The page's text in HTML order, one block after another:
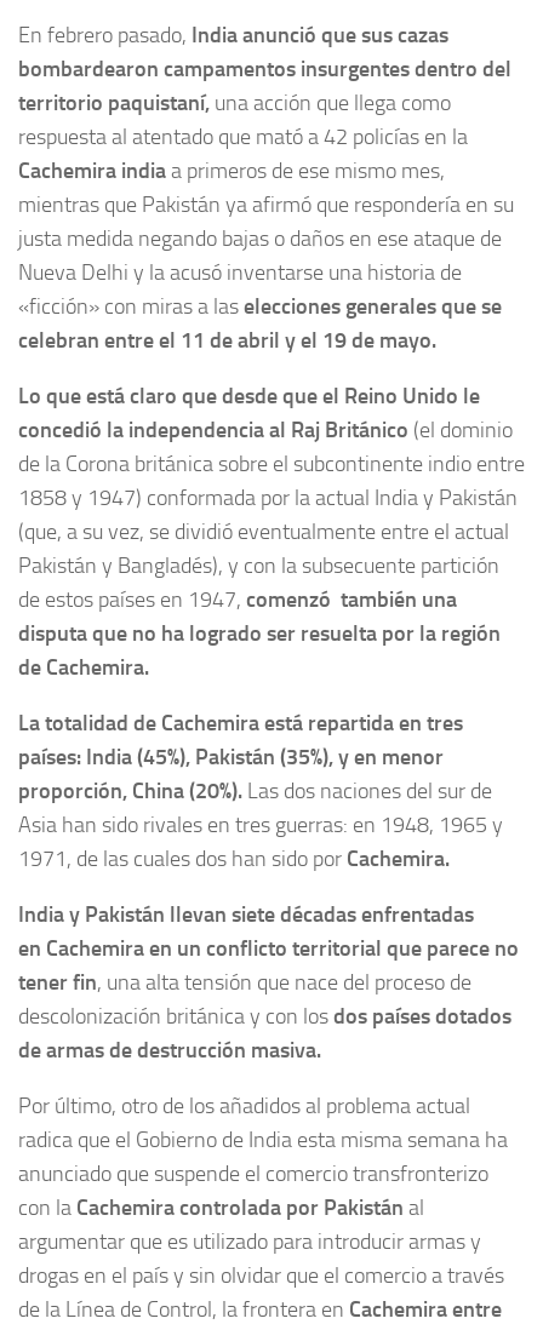
En febrero pasado, India anunció que sus cazas
bombardearon campamentos insurgentes dentro del
territorio paquistaní, una acción que llega como
respuesta al atentado que mató a 42 policías en la
Cachemira indiaa primeros de ese mismo mes,
mientras que Pakistán ya afirmó que respondería en su
justa medida negando bajas o daños en ese ataque de
Nueva Delhi y la acusó inventarse una historia de
«ficción» con miras a laselecciones generales que se
celebran entre el 11 de abril y el 19 de mayo.
Lo que está claro que desde que el Reino Unido le
concedió la independencia al Raj Británico (el dominio
de la Corona británica sobre el subcontinente indio entre
1858 y 1947) conformada por la actual India y Pakistán
(que, a su vez, se dividió eventualmente entre el actual
Pakistán y Bangladés), y con la subsecuente partición
de estos países en 1947, comenzó también una
disputa que no ha logrado ser resuelta por la región
de Cachemira.
La totalidad de Cachemira está repartida en tres
países: India (45%), Pakistán (35%), y en menor
proporción, China (20%). Las dos naciones del sur de
Asia han sido rivales en tres guerras: en 1948, 1965 y
1971, de las cuales dos han sido por Cachemira.
India y Pakistán llevan siete décadas enfrentadas
en Cachemira en un conflicto territorial que parece no
tener fin, una alta tensión que nace del proceso de
descolonización británica y con losdos países dotados
de armas de destrucción masiva.
Por último, otro de los añadidos al problema actual
radica que el Gobierno de India esta misma semana ha
anunciado que suspende el comercio transfronterizo
con la Cachemira controlada por Pakistán al
argumentar que es utilizado para introducir armas y
drogas en el país y sin olvidar que el comercio a través
de la Línea de Control, la frontera en Cachemira entre